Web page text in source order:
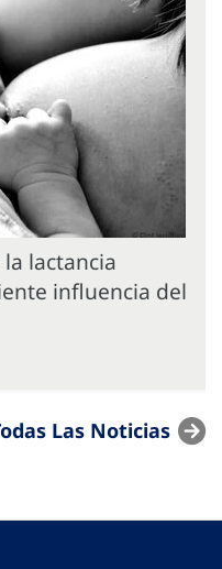
lactancia
influencia del
Las Noticias